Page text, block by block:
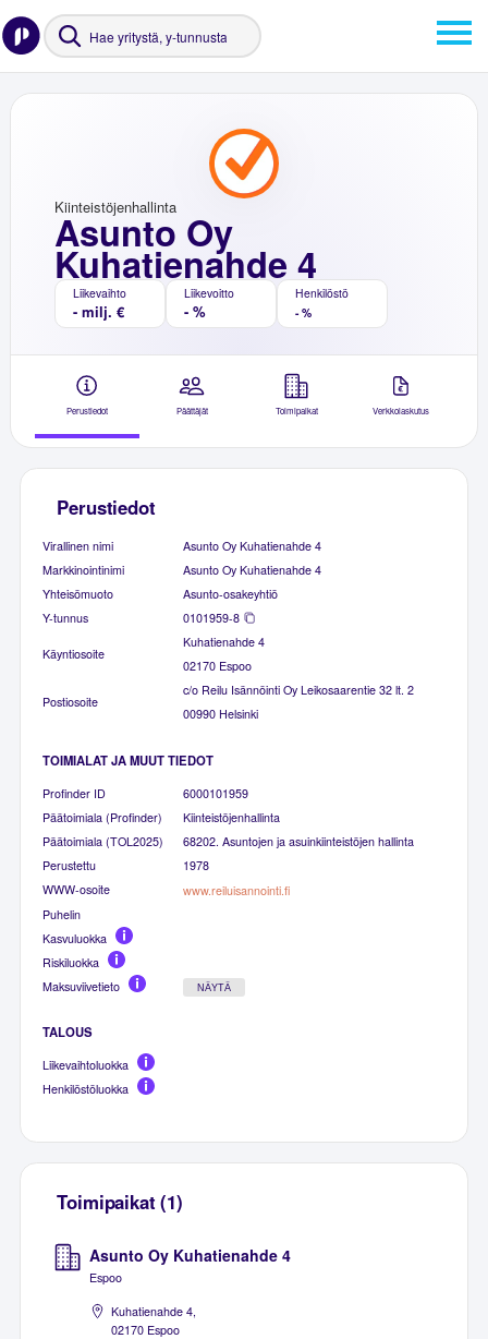
Asunto Oy
Kuhatienahde 4
Kiinteistöjenhallinta
Liikevaihto
- milj. €
Liikevoitto
- %
Henkilöstö
- %
Perustiedot Päättäjät Toimipaikat Verkkolaskutus
Perustiedot
Virallinen nimi
Asunto Oy Kuhatienahde 4
Markkinointinimi
Asunto Oy Kuhatienahde 4
Yhteisömuoto
Asunto-osakeyhtiö
Y-tunnus
0101959-8
Käyntiosoite
Kuhatienahde 4
02170 Espoo
Postiosoite
c/o Reilu Isännöinti Oy Leikosaarentie 32 lt. 2
00990 Helsinki
TOIMIALAT JA MUUT TIEDOT
Profinder ID
6000101959
Päätoimiala (Profinder)
Kiinteistöjenhallinta
Päätoimiala (TOL2025)
68202. Asuntojen ja asuinkiinteistöjen hallinta
Perustettu
1978
WWW-osoite
www.reiluisannointi.fi
Puhelin
Kasvuluokka
Riskiluokka
Maksuviivetieto
NÄYTÄ
TALOUS
Liikevaihtoluokka
Henkilöstöluokka
Toimipaikat (1)
Asunto Oy Kuhatienahde 4
Espoo
Kuhatienahde 4,
02170 Espoo